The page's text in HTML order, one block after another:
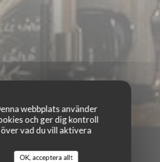
webbplats använder
och ger dig kontroll
över vad du vill aktivera
OK, acceptera allt
KESSECET